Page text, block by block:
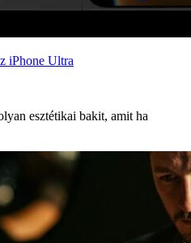
iPhone Ultra
esztétikai bakit, amit ha